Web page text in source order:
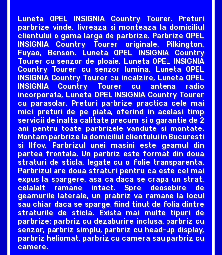
Luneta OPEL INSIGNIA Country Tourer. Preturi
parbrize vinde, livreaza si monteaza la domiciliul
clientului o gama larga de parbrize. Parbrize OPEL
INSIGNIA Country Tourer originale, Pilkington,
Fuyao, Benson. Luneta OPEL INSIGNIA Country
Tourer cu senzor de ploaie, Luneta OPEL INSIGNIA
Country Tourer cu senzor lumina, Luneta OPEL
INSIGNIA Country Tourer cu incalzire, Luneta OPEL
INSIGNIA Country Tourer cu antena radio
incorporata, Luneta OPEL INSIGNIA Country Tourer
cu parasolar. Preturi parbrize practica cele mai
mici preturi de pe piata, oferind in acelasi timp
servicii de inalta calitate precum si o garantie de 2
ani pentru toate parbrizele vandute si montate.
Montam parbrize la domiciliul clientului in Bucuresti
si Ilfov. Parbrizul unei masini este geamul din
partea frontala. Un parbriz este format din doua
straturi de sticla, legate cu o folie transparenta.
Parbrizul are doua straturi pentru ca este cel mai
expus la spargere, asa ca daca se crapa un strat,
celalalt ramane intact. Spre deosebire de
geamurile laterale, un prabriz va ramane la locul
sau chiar daca se sparge, fiind tinut de folia dintre
straturile de sticla. Exista mai multe tipuri de
parbrize: parbriz cu dezaburire inclusa, parbriz cu
senzor, parbriz simplu, parbriz cu head-up display,
parbriz heliomat, parbriz cu camera sau parbriz cu
camere.